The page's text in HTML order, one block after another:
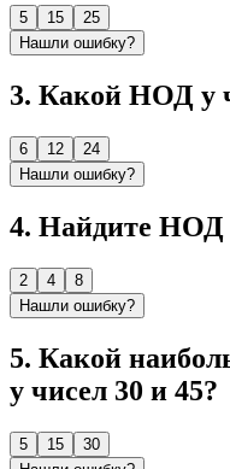
5 15
25
Нашли ошибку?
3. Какой НОД у
6 12
24
Нашли ошибку?
4. Найдите НОД
2 4
8
Нашли ошибку?
5. Какой
у чисел 30 и 45?
5 15
30